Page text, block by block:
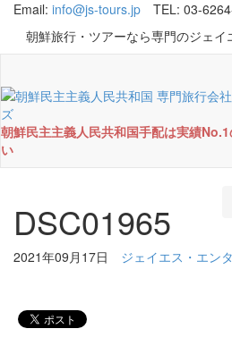
Email: info@js-tours.jp
TEL: 03-
朝鮮旅行・ツアーなら専門のジェ
朝鮮民主主義人民共和国手配は実績
い
DSC01965
2021年09月17日 ジェイエス・エン